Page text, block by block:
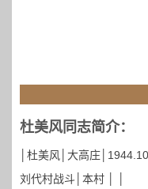
杜美风同志简介：
│杜美风│大高庄
刘代村战斗│本村 │ │